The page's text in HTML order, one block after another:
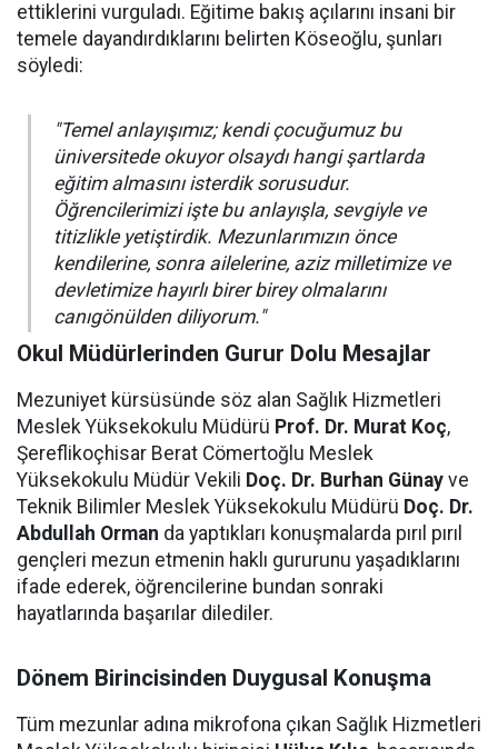
ettiklerini vurguladı. Eğitime bakış açılarını insani bir
temele dayandırdıklarını belirten Köseoğlu, şunları
söyledi:
"Temel anlayışımız; kendi çocuğumuz bu
üniversitede okuyor olsaydı hangi şartlarda
eğitim almasını isterdik sorusudur.
Öğrencilerimizi işte bu anlayışla, sevgiyle ve
titizlikle yetiştirdik. Mezunlarımızın önce
kendilerine, sonra ailelerine, aziz milletimize ve
devletimize hayırlı birer birey olmalarını
canıgönülden diliyorum."
Okul Müdürlerinden Gurur Dolu Mesajlar
Mezuniyet kürsüsünde söz alan Sağlık Hizmetleri
Meslek Yüksekokulu Müdürü Prof. Dr. Murat Koç,
Şereflikoçhisar Berat Cömertoğlu Meslek
Yüksekokulu Müdür Vekili Doç. Dr. Burhan Günay ve
Teknik Bilimler Meslek Yüksekokulu Müdürü Doç. Dr.
Abdullah Orman da yaptıkları konuşmalarda pırıl pırıl
gençleri mezun etmenin haklı gururunu yaşadıklarını
ifade ederek, öğrencilerine bundan sonraki
hayatlarında başarılar dilediler.
Dönem Birincisinden Duygusal Konuşma
Tüm mezunlar adına mikrofona çıkan Sağlık Hizmetleri